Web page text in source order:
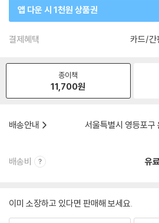
앱 다운 시 1천원 상품권
결제혜택 카드/간
종이책
11,700원
배송안내
서울특별시 영등포구
배송비 유
이미 소장하고 있다면 판매해 보세요.